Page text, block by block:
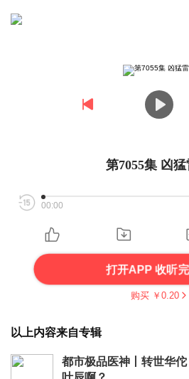
第7055集 凶
00:00
打开APP 收听
购买 ￥ 0.20
以上内容来自专辑
都市极品医神丨转世华